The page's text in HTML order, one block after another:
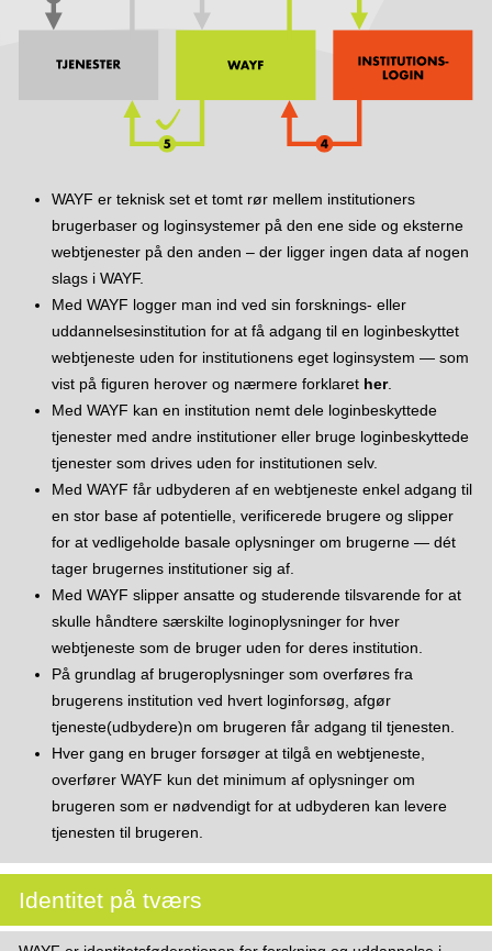
WAYF er teknisk set et tomt rør mellem institutioners
brugerbaser og login­systemer på den ene side og eksterne
webtjenester på den anden – der ligger ingen data af nogen
slags i WAYF.
Med WAYF logger man ind ved sin forsknings- eller
uddannelsesinstitution for at få adgang til en login­beskyttet
webtjeneste uden for institutionens eget loginsystem — som
vist på figuren herover og nærmere forklaret her.
Med WAYF kan en institution nemt dele login­beskyttede
tjenester med andre institutioner eller bruge login­beskyttede
tjenester som drives uden for institutionen selv.
Med WAYF får udbyderen af en webtjeneste enkel adgang til
en stor base af potentielle, verificerede brugere og slipper
for at vedligeholde basale oplysninger om brugerne — dét
tager brugernes institutioner sig af.
Med WAYF slipper ansatte og studerende tilsvarende for at
skulle håndtere særskilte login­­oplysninger for hver
webtjeneste som de bruger uden for deres institution.
På grundlag af brugeroplysninger som overføres fra
brugerens institution ved hvert loginforsøg, afgør
tjeneste(udbydere)n om brugeren får adgang til tjenesten.
Hver gang en bruger forsøger at tilgå en webtjeneste,
overfører WAYF kun det minimum af oplysninger om
brugeren som er nødvendigt for at udbyderen kan levere
tjenesten til brugeren.
Identitet på tværs